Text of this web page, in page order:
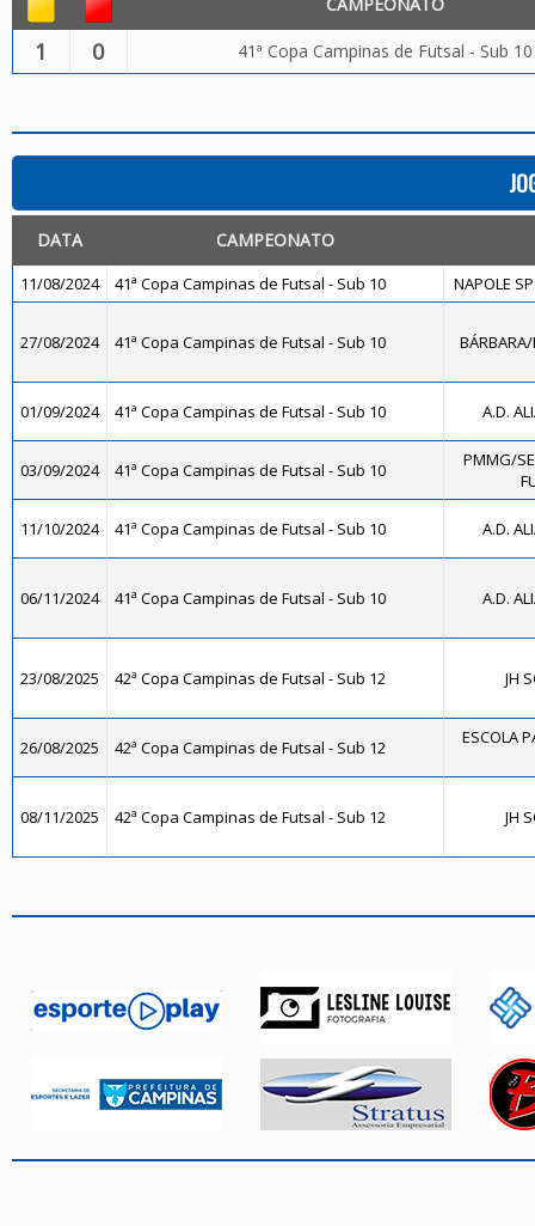
1 0 41ª Copa Campinas de Futsal - Sub 10
DATA CAMPEONATO
11/08/2024 41ª Copa Campinas de Futsal - Sub 10 NAPOLE
27/08/2024 41ª Copa Campinas de Futsal - Sub 10
01/09/2024 41ª Copa Campinas de Futsal - Sub 10 A.D.
03/09/2024 41ª Copa Campinas de Futsal - Sub 10
PMMG/
11/10/2024 41ª Copa Campinas de Futsal - Sub 10 A.D.
06/11/2024 41ª Copa Campinas de Futsal - Sub 10 A.D.
23/08/2025 42ª Copa Campinas de Futsal - Sub 12 JH
26/08/2025 42ª Copa Campinas de Futsal - Sub 12 ESCOLA
08/11/2025 42ª Copa Campinas de Futsal - Sub 12 JH